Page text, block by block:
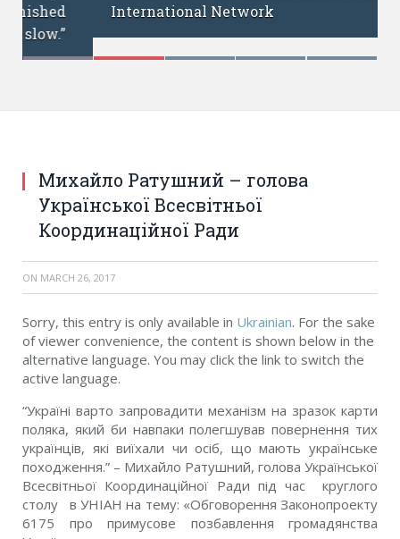
International Network
Михайло Ратушний – голова Української
Михайло Ратушний – голова
Української Всесвітньої
Координаційної Ради
ON MARCH 26, 2017
Sorry, this entry is only available in Ukrainian. For the sake
of viewer convenience, the content is shown below in the
alternative language. You may click the link to switch the
active language.
“Україні варто запровадити механізм на зразок карти
поляка, який би навпаки полегшував повернення тих
українців, які виїхали чи осіб, що мають українське
походження.” – Михайло Ратушний, голова Української
Всесвітньої Координаційної Ради під час круглого
столу в УНІАН на тему: «Обговорення Законопроекту
6175 про примусове позбавлення громадянства